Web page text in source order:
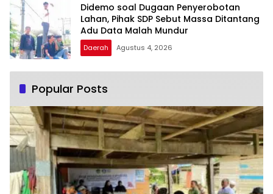
Didemo soal Dugaan Penyerobotan
Lahan, Pihak SDP Sebut Massa Ditantang
Adu Data Malah Mundur
Daerah Agustus 4, 2026
Popular Posts